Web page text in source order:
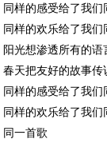
同样的感受给了我们
同样的欢乐给了我们
阳光想渗透所有的语
春天把友好的故事传
同样的感受给了我们
同样的欢乐给了我们
同一首歌